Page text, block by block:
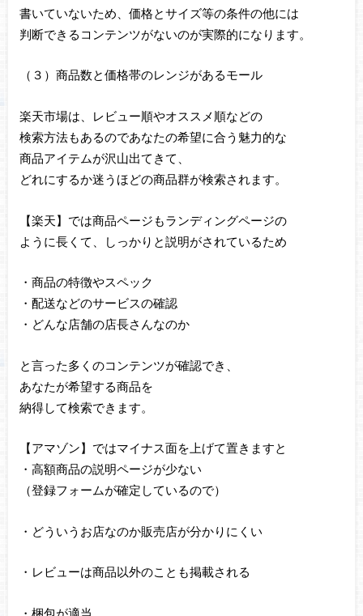
書いていないため、価格とサイズ等の条件の他には
判断できるコンテンツがないのが実際的になります。
（３）商品数と価格帯のレンジがあるモール
楽天市場は、レビュー順やオススメ順などの
検索方法もあるのであなたの希望に合う魅力的な
商品アイテムが沢山出てきて、
どれにするか迷うほどの商品群が検索されます。
【楽天】では商品ページもランディングページの
ように長くて、しっかりと説明がされているため
・商品の特徴やスペック
・配送などのサービスの確認
・どんな店舗の店長さんなのか
と言った多くのコンテンツが確認でき、
あなたが希望する商品を
納得して検索できます。
【アマゾン】ではマイナス面を上げて置きますと
・高額商品の説明ページが少ない
（登録フォームが確定しているので）
・どういうお店なのか販売店が分かりにくい
・レビューは商品以外のことも掲載される
・梱包が適当